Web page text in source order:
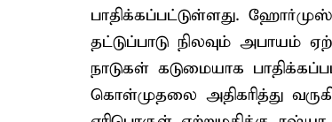
பாதிக்கப்பட்டுள்ளது.
தட்டுப்பாடு நிலவும்
நாடுகள் கடுமையாக
கொள்முதலை அதிகரித்து